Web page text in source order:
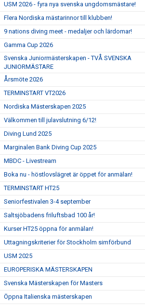
USM 2026 - fyra nya svenska ungdomsmästare!
Flera Nordiska mästarinnor till klubben!
9 nations diving meet - medaljer och lärdomar!
Gamma Cup 2026
Svenska Juniormästerskapen - TVÅ SVENSKA
JUNIORMÄSTARE
Årsmöte 2026
TERMINSTART VT2026
Nordiska Mästerskapen 2025
Välkommen till julavslutning 6/12!
Diving Lund 2025
Marginalen Bank Diving Cup 2025
MBDC - Livestream
Boka nu - höstlovslägret är öppet för anmälan!
TERMINSTART HT25
Seniorfestivalen 3-4 september
Saltsjöbadens friluftsbad 100 år!
Kurser HT25 öppna för anmälan!
Uttagningskriterier för Stockholm simförbund
USM 2025
EUROPERISKA MÄSTERSKAPEN
Svenska Mästerskapen för Masters
Öppna Italienska mästerskapen